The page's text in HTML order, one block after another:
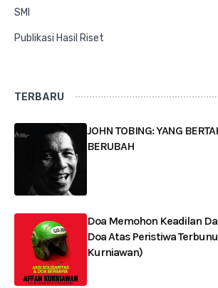
SMI
Publikasi Hasil Riset
TERBARU
JOHN TOBING: YANG
BERUBAH
Doa Memohon Keadilan
Doa Atas Peristiwa
Kurniawan)